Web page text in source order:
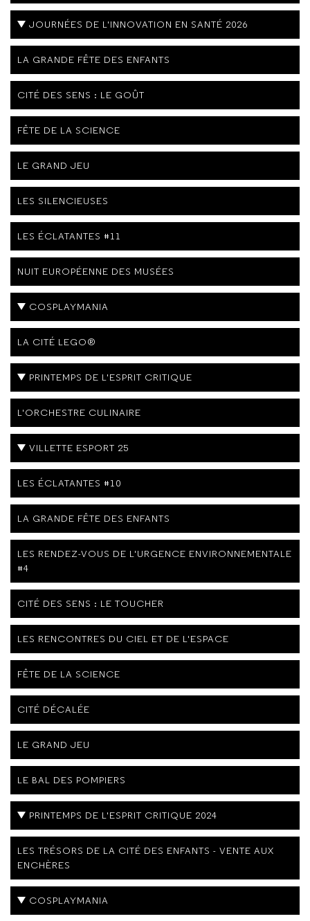
JOURNÉES DE L'INNOVATION EN SANTÉ 2026
LA GRANDE FÊTE DES ENFANTS
CITÉ DES SENS : LE GOÛT
FÊTE DE LA SCIENCE
LE GRAND JEU
LES SILENCIEUSES
LES ÉCLATANTES #11
NUIT EUROPÉENNE DES MUSÉES
COSPLAYMANIA
LA CITÉ LEGO®
PRINTEMPS DE L'ESPRIT CRITIQUE
L'ORCHESTRE CULINAIRE
VILLETTE ESPORT 25
LES ÉCLATANTES #10
LA GRANDE FÊTE DES ENFANTS
LES RENDEZ-VOUS DE L'URGENCE ENVIRONNEMENTALE
#4
CITÉ DES SENS : LE TOUCHER
LES RENCONTRES DU CIEL ET DE L'ESPACE
FÊTE DE LA SCIENCE
CITÉ DÉCALÉE
LE GRAND JEU
LE BAL DES POMPIERS
PRINTEMPS DE L'ESPRIT CRITIQUE 2024
LES TRÉSORS DE LA CITÉ DES ENFANTS - VENTE AUX
ENCHÈRES
COSPLAYMANIA